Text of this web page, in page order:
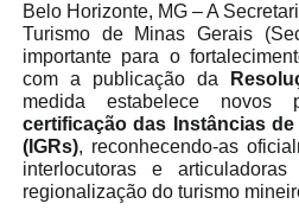
Belo Horizonte, MG – A
Turismo de Minas Gerais
importante para o
com a publicação da
medida estabelece novos
certificação das Instâncias
(IGRs), reconhecendo-as
interlocutoras e
regionalização do turismo